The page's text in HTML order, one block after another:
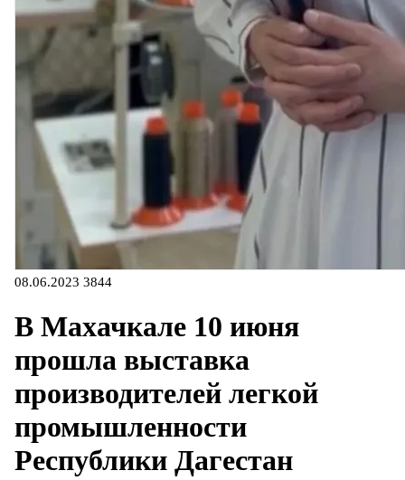
08.06.2023 3844
В Махачкале 10 июня
прошла выставка
производителей легкой
промышленности
Республики Дагестан